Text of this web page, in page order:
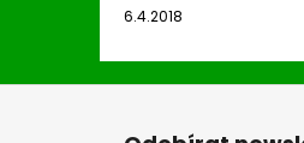
6.4.2018
Z